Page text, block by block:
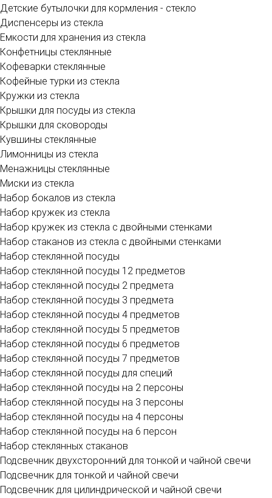
Детские бутылочки для кормления - стекло
Диспенсеры из стекла
Емкости для хранения из стекла
Конфетницы стеклянные
Кофеварки стеклянные
Кофейные турки из стекла
Кружки из стекла
Крышки для посуды из стекла
Крышки для сковороды
Кувшины стеклянные
Лимонницы из стекла
Менажницы стеклянные
Миски из стекла
Набор бокалов из стекла
Набор кружек из стекла
Набор кружек из стекла с двойными стенками
Набор стаканов из стекла с двойными стенками
Набор стеклянной посуды
Набор стеклянной посуды 12 предметов
Набор стеклянной посуды 2 предмета
Набор стеклянной посуды 3 предмета
Набор стеклянной посуды 4 предметов
Набор стеклянной посуды 5 предметов
Набор стеклянной посуды 6 предметов
Набор стеклянной посуды 7 предметов
Набор стеклянной посуды для специй
Набор стеклянной посуды на 2 персоны
Набор стеклянной посуды на 3 персоны
Набор стеклянной посуды на 4 персоны
Набор стеклянной посуды на 6 персон
Набор стеклянных стаканов
Подсвечник двухсторонний для тонкой и чайной свечи
Подсвечник для тонкой и чайной свечи
Подсвечник для цилиндрической и чайной свечи